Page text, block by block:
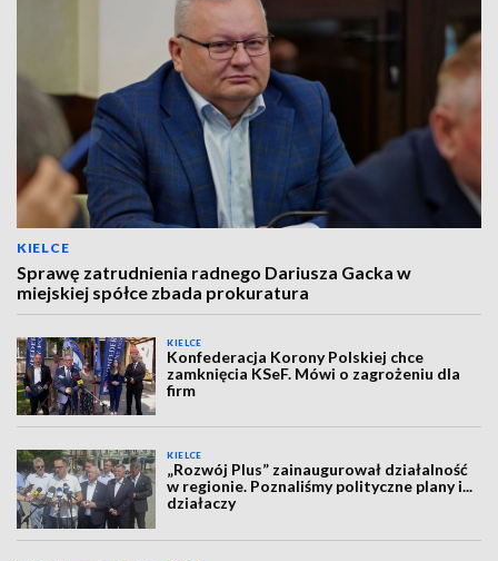
KIELCE
Sprawę zatrudnienia radnego Dariusza Gacka w
miejskiej spółce zbada prokuratura
KIELCE
Konfederacja Korony Polskiej chce
zamknięcia KSeF. Mówi o zagrożeniu dla
firm
KIELCE
„Rozwój Plus” zainaugurował działalność
w regionie. Poznaliśmy polityczne plany i...
działaczy